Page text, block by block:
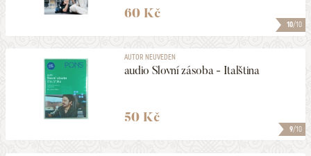
10/10
60 Kč
9/10
AUTOR NEUVEDEN
audio Slovní zásoba - Italština
50 Kč